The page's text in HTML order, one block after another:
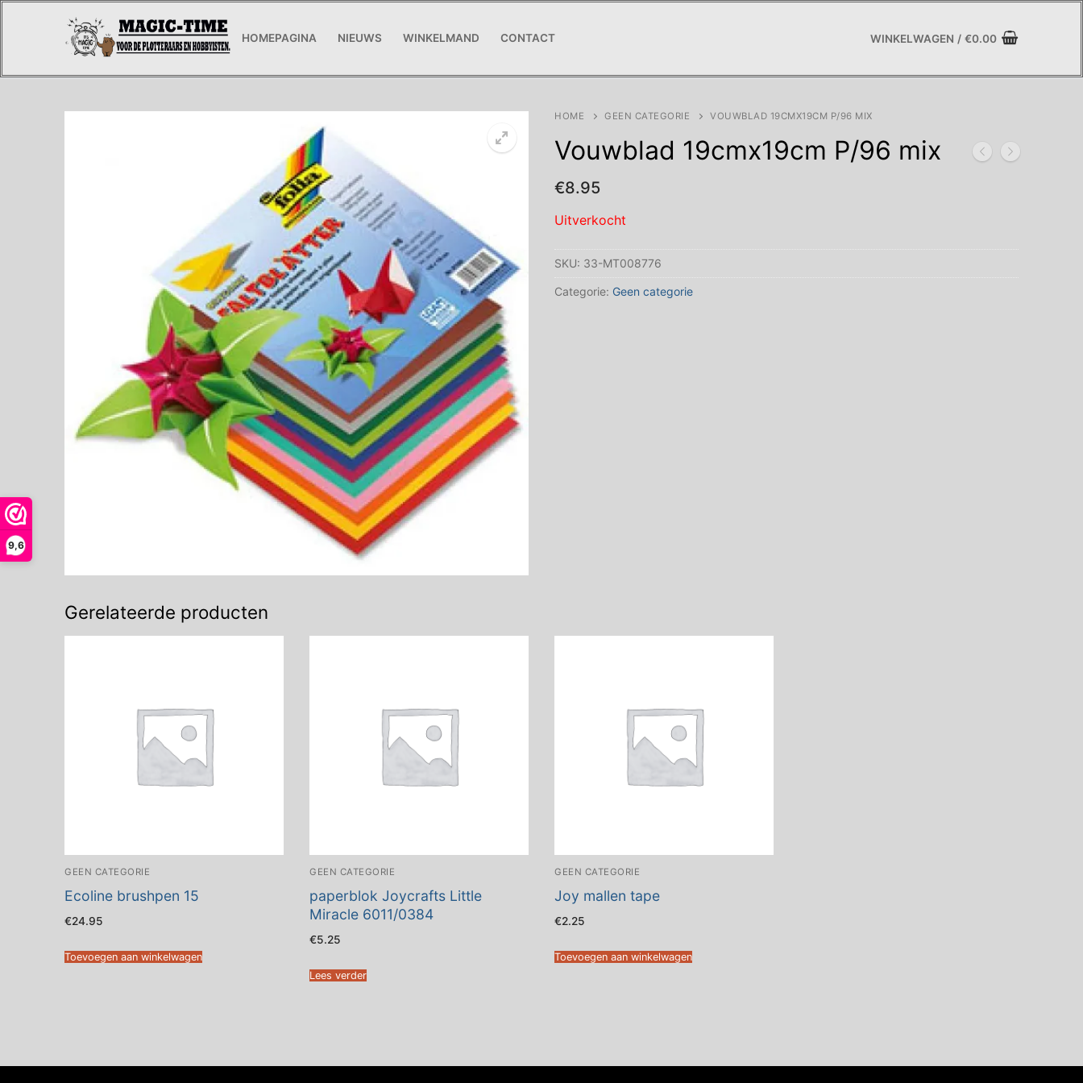
9,6
HOMEPAGINA NIEUWS WINKELMAND CONTACT WINKELWAGEN / €0.00
HOME GEEN CATEGORIE VOUWBLAD 19CMX19CM P/96 MIX
Vouwblad 19cmx19cm P/96 mix
€8.95
Uitverkocht
SKU: 33-MT008776
Categorie: Geen categorie
Gerelateerde producten
GEEN CATEGORIE
Ecoline brushpen 15
€24.95
Toevoegen aan winkelwagen
GEEN CATEGORIE
paperblok Joycrafts Little
Miracle 6011/0384
€5.25
Lees verder
GEEN CATEGORIE
Joy mallen tape
€2.25
Toevoegen aan winkelwagen